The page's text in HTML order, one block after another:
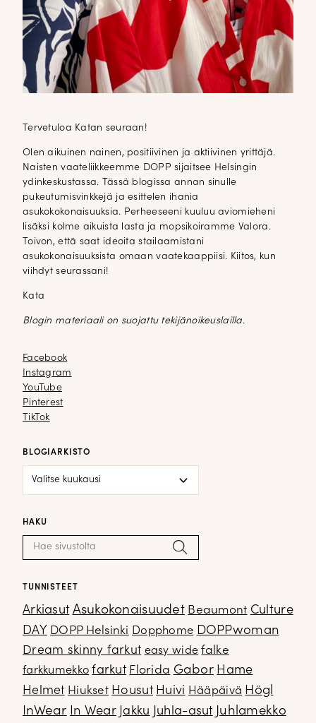
Tervetuloa Katan seuraan!
Olen aikuinen nainen, positiivinen ja aktiivinen yrittäjä.
Naisten vaateliikkeemme DOPP sijaitsee Helsingin
ydinkeskustassa. Tässä blogissa annan sinulle
pukeutumisvinkkejä ja esittelen ihania
asukokokonaisuuksia. Perheeseeni kuuluu aviomieheni
lisäksi kolme aikuista lasta ja mopsikoiramme Valora.
Toivon, että saat ideoita stailaamistani
asukokonaisuuksista omaan vaatekaappiisi. Kiitos, kun
viihdyt seurassani!
Kata
Blogin materiaali on suojattu tekijänoikeuslailla.
Facebook
Facebook
Instagram
Instagram
YouTube
YouTube
Pinterest
Pinterest
TikTok
TikTok
BLOGIARKISTO
HAKU
Haku: Hae
TUNNISTEET
Arkiasut Asukokonaisuudet Beaumont Culture
DAY DOPP Helsinki Dopphome DOPPwoman
Dream skinny farkut easy wide falke
farkkumekko farkut Florida Gabor Hame
Helmet Hiukset Housut Huivi Hääpäivä Högl
InWear In Wear Jakku Juhla-asut Juhlamekko